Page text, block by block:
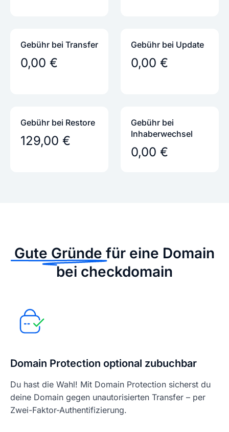
Gebühr bei Transfer
0,00 €
Gebühr bei Update
0,00 €
Gebühr bei Restore
129,00 €
Gebühr bei
Inhaber­wechsel
0,00 €
Gute Gründe für eine Domain
bei checkdomain
Domain Protection optional zubuchbar
Du hast die Wahl! Mit Domain Protection sicherst du
deine Domain gegen unautorisierten Transfer – per
Zwei-Faktor-Authentifizierung.